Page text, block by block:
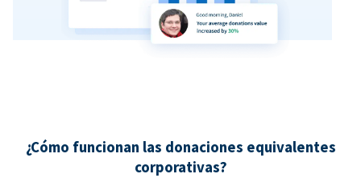
¿Cómo funcionan las donaciones equivalentes
corporativas?